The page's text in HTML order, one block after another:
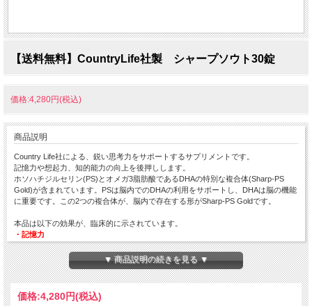
【送料無料】CountryLife社製 シャープソウト30錠
価格:4,280円(税込)
商品説明
Country Life社による、鋭い思考力をサポートするサプリメントです。
記憶力や想起力、知的能力の向上を後押しします。
ホソハチジルセリン(PS)とオメガ3脂肪酸であるDHAの特別な複合体(Sharp-PS
Gold)が含まれています。PSは脳内でのDHAの利用をサポートし、DHAは脳の機能
に重要です。この2つの複合体が、脳内で存在する形がSharp-PS Goldです。
本品は以下の効果が、臨床的に示されています。
・記憶力
・知的能力の向上
・より速い想起力
・脳の健康
本品は、GFCO.ORGによるグルテンフリーの認定を受けています。
酵母、小麦、牛乳、塩、保存料、人工着色料、人工香料、人工甘味料不使用は使用
▼ 商品説明の続きを見る ▼
価格:4,280円(税込)